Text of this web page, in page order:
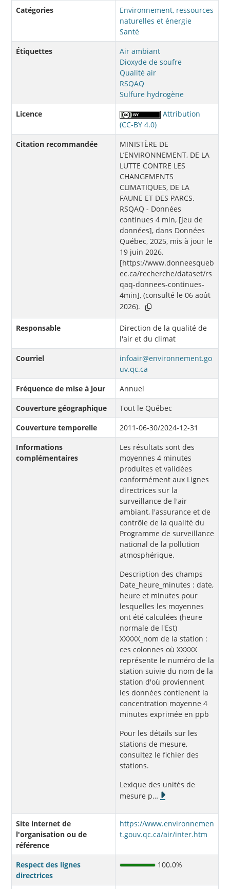
Catégories
Environnement, ressources
naturelles et énergie
Santé
Étiquettes
Air ambiant
Dioxyde de soufre
Qualité air
RSQAQ
Sulfure hydrogène
Licence
Attribution
(CC-BY 4.0)
Citation recommandée
MINISTÈRE DE
L’ENVIRONNEMENT, DE LA
LUTTE CONTRE LES
CHANGEMENTS
CLIMATIQUES, DE LA
FAUNE ET DES PARCS.
RSQAQ - Données
continues 4 min, [Jeu de
données], dans Données
Québec, 2025, mis à jour le
19 juin 2026.
[https://www.donneesqueb
ec.ca/recherche/dataset/rs
qaq-donnees-continues-
4min], (consulté le 06 août
2026).
Responsable
Direction de la qualité de
l'air et du climat
Courriel
infoair@environnement.go
uv.qc.ca
Fréquence de mise à jour
Annuel
Couverture géographique
Tout le Québec
Couverture temporelle
2011-06-30/2024-12-31
Informations
complémentaires
Les résultats sont des
moyennes 4 minutes
produites et validées
conformément aux Lignes
directrices sur la
surveillance de l'air
ambiant, l'assurance et de
contrôle de la qualité du
Programme de surveillance
national de la pollution
atmosphérique.
Description des champs
Date_heure_minutes : date,
heure et minutes pour
lesquelles les moyennes
ont été calculées (heure
normale de l'Est)
XXXXX_nom de la station :
ces colonnes où XXXXX
représente le numéro de la
station suivie du nom de la
station d'où proviennent
les données contienent la
concentration moyenne 4
minutes exprimée en ppb
Pour les détails sur les
stations de mesure,
consultez le fichier des
stations.
Lexique des unités de
mesure p…
Site internet de
l'organisation ou de
référence
https://www.environnemen
t.gouv.qc.ca/air/inter.htm
Respect des lignes
directrices
100.0%